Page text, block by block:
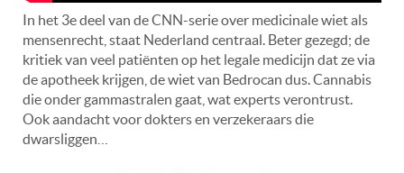
In het 3e deel van de CNN-serie over medicinale wiet als
mensenrecht, staat Nederland centraal. Beter gezegd; de
kritiek van veel patiënten op het legale medicijn dat ze via
de apotheek krijgen, de wiet van Bedrocan dus. Cannabis
die onder gammastralen gaat, wat experts verontrust.
Ook aandacht voor dokters en verzekeraars die
dwarsliggen…